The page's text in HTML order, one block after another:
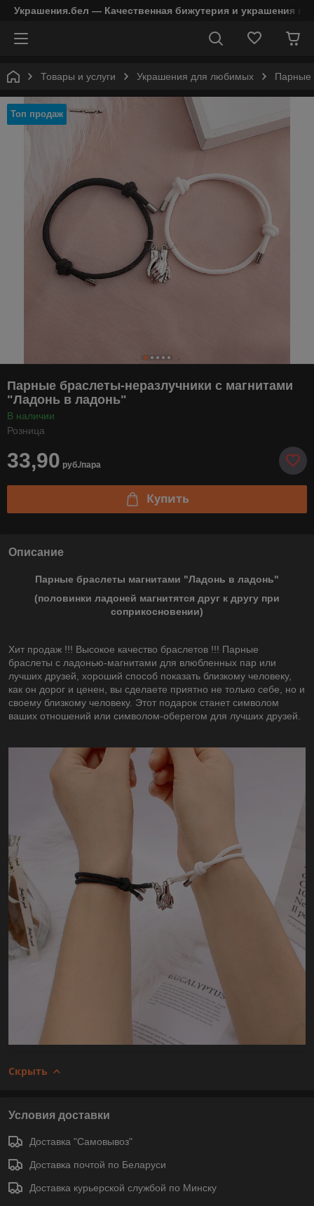
Украшения.бел — Качественная бижутерия и украшения в
Товары и услуги Украшения для любимых Парные
Топ продаж
Парные браслеты-неразлучники с магнитами
"Ладонь в ладонь"
В наличии
Розница
33,90 руб./пара
Купить
Описание
Парные браслеты магнитами "Ладонь в ладонь"
(половинки ладоней магнитятся друг к другу при
соприкосновении)
Хит продаж !!! Высокое качество браслетов !!! Парные
браслеты с ладонью-магнитами для влюбленных пар или
лучших друзей, хороший способ показать близкому человеку,
как он дорог и ценен, вы сделаете приятно не только себе, но и
своему близкому человеку. Этот подарок станет символом
ваших отношений или символом-оберегом для лучших друзей.
Скрыть
Условия доставки
Доставка "Самовывоз"
Доставка почтой по Беларуси
Доставка курьерской службой по Минску